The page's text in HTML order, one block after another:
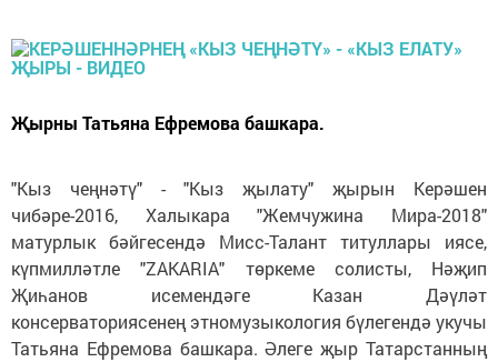
Җырны Татьяна Ефремова башкара.
"Кыз чеңнәтү" - "Кыз җылату" җырын Керәшен
чибәре-2016, Халыкара "Жемчужина Мира-2018"
матурлык бәйгесендә Мисс-Талант титуллары иясе,
күпмилләтле "ZAKARIA" төркеме солисты, Нәҗип
Җиһанов исемендәге Казан Дәүләт
консерваториясенең этномузыкология бүлегендә укучы
Татьяна Ефремова башкара. Әлеге җыр Татарстанның